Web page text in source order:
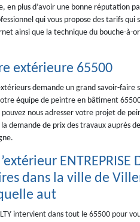
en plus d’avoir une bonne réputation
qui vous propose des tarifs
ainsi que la technique du bouche-à-
extérieure 65500
demande un grand savoir-faire
équipe de peintre en bâtiment
nous adresser votre projet de
demande de prix des travaux auprès
ENTREPRISE
dans la ville de
aut
intervient dans tout le 65500 pour